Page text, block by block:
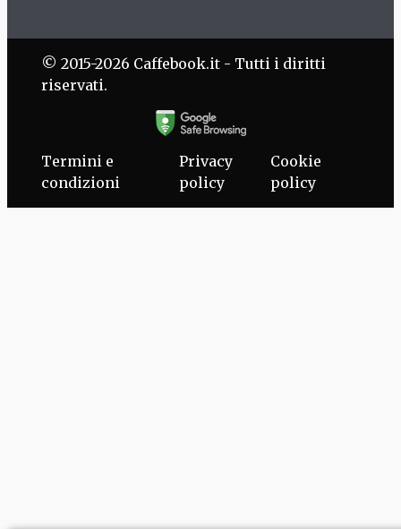
© 2015-2026 Caffebook.it - Tutti i diritti
riservati.
Termini e
condizioni
Privacy
policy
Cookie
policy